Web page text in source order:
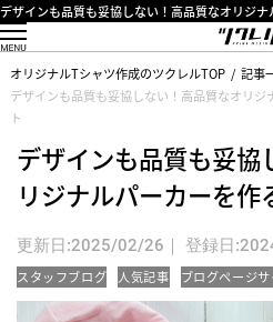
デザインも品質も妥協しない！高品質なオリジ
オリジナルTシャツ作成のツクレルTOP
記事
デザインも品質も妥協しない！高品質なオリジ
ト
デザインも品質も妥協
リジナルパーカーを作
更新日:2025/02/26｜ 登録日
スタッフブログ 人気記事 ブログページサ